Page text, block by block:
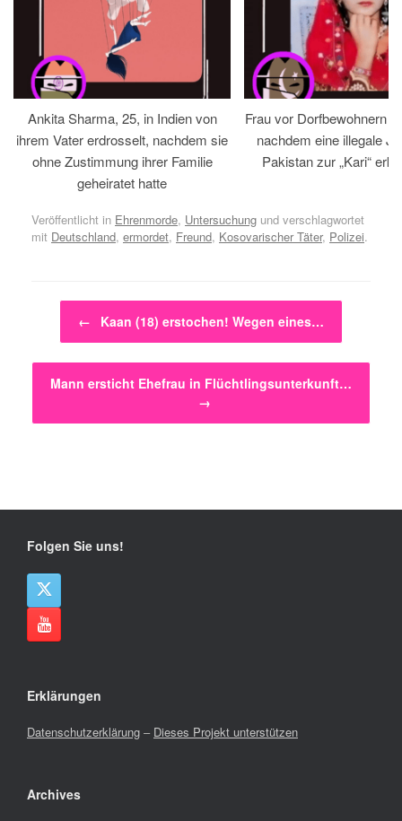
Ankita Sharma, 25, in Indien von
ihrem Vater erdrosselt, nachdem sie
ohne Zustimmung ihrer Familie
geheiratet hatte
Frau vor Dorfbewohnern
nachdem eine illegale
Pakistan zur „Kari“
Veröffentlicht in Ehrenmorde, Untersuchung und verschlagwortet
mit Deutschland, ermordet, Freund, Kosovarischer Täter, Polizei.
Beitragsnavigation
← Kaan (18) erstochen! Wegen eines…
Mann ersticht Ehefrau in Flüchtlingsunterkunft…
→
Folgen Sie uns!
Erklärungen
Datenschutzerklärung – Dieses Projekt unterstützen
Archives